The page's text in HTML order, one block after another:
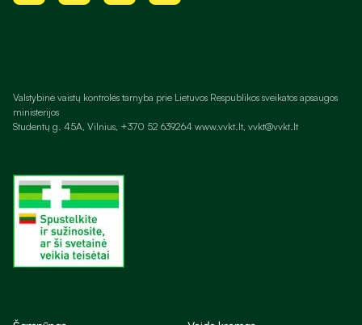
Valstybinė vaistų kontrolės tarnyba prie Lietuvos Respublikos sveikatos apsaugos
ministerijos
Studentų g. 45A, Vilnius, +370 52 639264 www.vvkt.lt, vvkt@vvkt.lt